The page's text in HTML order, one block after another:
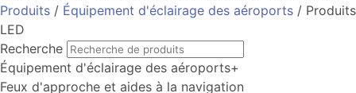
Produits / Équipement d'éclairage des aéroports / Produits
LED
Recherche
Équipement d'éclairage des aéroports+
Feux d'approche et aides à la navigation